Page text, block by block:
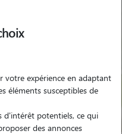
?
votre expérience en adaptant
éléments susceptibles de
d'intérêt potentiels, ce qui
des annonces